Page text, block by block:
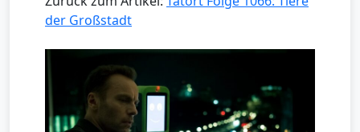
der Großstadt